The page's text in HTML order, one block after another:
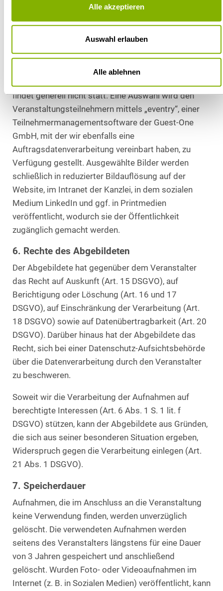
Alle akzeptieren
Auswahl erlauben
Alle ablehnen
5. Empfänger der personenbezogenen Daten
Die Erstellung der Aufnahmen erfolgt durch
Mitarbeiter oder vom Vertragspartner beauftragte
Fotografen, mit denen wir einen Vertrag zur
Auftragsdatenverarbeitung haben. Eine Weitergabe
findet generell nicht statt. Eine Auswahl wird den
Veranstaltungsteilnehmern mittels „eventry“, einer
Teilnehmermanagementsoftware der Guest-One
GmbH, mit der wir ebenfalls eine
Auftragsdatenverarbeitung vereinbart haben, zu
Verfügung gestellt. Ausgewählte Bilder werden
schließlich in reduzierter Bildauflösung auf der
Website, im Intranet der Kanzlei, in dem sozialen
Medium LinkedIn und ggf. in Printmedien
veröffentlicht, wodurch sie der Öffentlichkeit
zugänglich gemacht werden.
6. Rechte des Abgebildeten
Der Abgebildete hat gegenüber dem Veranstalter
das Recht auf Auskunft (Art. 15 DSGVO), auf
Berichtigung oder Löschung (Art. 16 und 17
DSGVO), auf Einschränkung der Verarbeitung (Art.
18 DSGVO) sowie auf Datenübertragbarkeit (Art. 20
DSGVO). Darüber hinaus hat der Abgebildete das
Recht, sich bei einer Datenschutz-Aufsichtsbehörde
über die Datenverarbeitung durch den Veranstalter
zu beschweren.
Soweit wir die Verarbeitung der Aufnahmen auf
berechtigte Interessen (Art. 6 Abs. 1 S. 1 lit. f
DSGVO) stützen, kann der Abgebildete aus Gründen,
die sich aus seiner besonderen Situation ergeben,
Widerspruch gegen die Verarbeitung einlegen (Art.
21 Abs. 1 DSGVO).
7. Speicherdauer
Aufnahmen, die im Anschluss an die Veranstaltung
keine Verwendung finden, werden unverzüglich
gelöscht. Die verwendeten Aufnahmen werden
seitens des Veranstalters längstens für eine Dauer
von 3 Jahren gespeichert und anschließend
gelöscht. Wurden Foto- oder Videoaufnahmen im
Internet (z. B. in Sozialen Medien) veröffentlicht, kann